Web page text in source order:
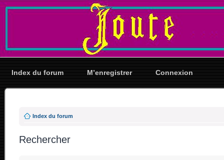
Index du forum M’enregistrer Connexion
Index du forum
Rechercher